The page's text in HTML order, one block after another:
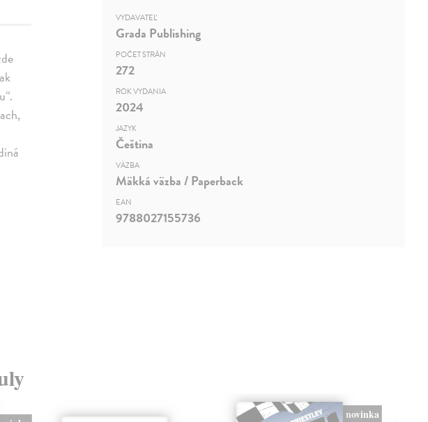
VYDAVATEĽ
Grada Publishing
POČET STRÁN
272
ROK VYDANIA
2024
JAZYK
Čeština
VÄZBA
Mäkká väzba / Paperback
EAN
9788027155736
novinka